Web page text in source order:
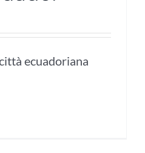
ecuadoriana